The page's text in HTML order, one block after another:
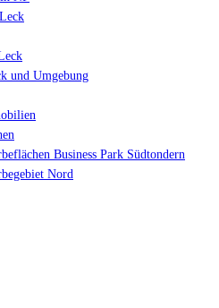
und Umgebung
Business Park Südtondern
Nord